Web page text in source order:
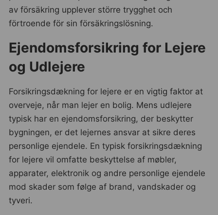
av försäkring upplever större trygghet och
förtroende för sin försäkringslösning.
Ejendomsforsikring for Lejere
og Udlejere
Forsikringsdækning for lejere er en vigtig faktor at
overveje, når man lejer en bolig. Mens udlejere
typisk har en ejendomsforsikring, der beskytter
bygningen, er det lejernes ansvar at sikre deres
personlige ejendele. En typisk forsikringsdækning
for lejere vil omfatte beskyttelse af møbler,
apparater, elektronik og andre personlige ejendele
mod skader som følge af brand, vandskader og
tyveri.